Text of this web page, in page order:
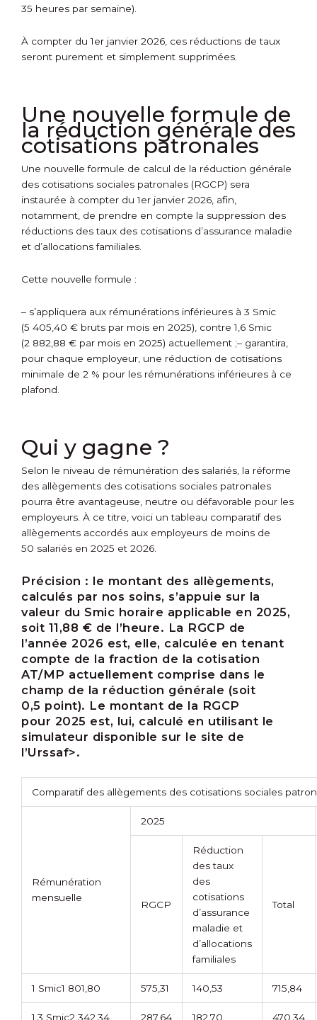
35 heures par semaine).
À compter du 1er janvier 2026, ces réductions de taux
seront purement et simplement supprimées.
Une nouvelle formule de
la réduction générale des
cotisations patronales
Une nouvelle formule de calcul de la réduction générale
des cotisations sociales patronales (RGCP) sera
instaurée à compter du 1er janvier 2026, afin,
notamment, de prendre en compte la suppression des
réductions des taux des cotisations d’assurance maladie
et d’allocations familiales.
Cette nouvelle formule :
– s’appliquera aux rémunérations inférieures à 3 Smic
(5 405,40 € bruts par mois en 2025), contre 1,6 Smic
(2 882,88 € par mois en 2025) actuellement ;– garantira,
pour chaque employeur, une réduction de cotisations
minimale de 2 % pour les rémunérations inférieures à ce
plafond.
Qui y gagne ?
Selon le niveau de rémunération des salariés, la réforme
des allègements des cotisations sociales patronales
pourra être avantageuse, neutre ou défavorable pour les
employeurs. À ce titre, voici un tableau comparatif des
allègements accordés aux employeurs de moins de
50 salariés en 2025 et 2026.
Précision : le montant des allègements,
calculés par nos soins, s’appuie sur la
valeur du Smic horaire applicable en 2025,
soit 11,88 € de l’heure. La RGCP de
l’année 2026 est, elle, calculée en tenant
compte de la fraction de la cotisation
AT/MP actuellement comprise dans le
champ de la réduction générale (soit
0,5 point). Le montant de la RGCP
pour 2025 est, lui, calculé en utilisant le
simulateur disponible sur le site de
l’Urssaf>.
Comparatif des allègements des cotisations sociales
Rémunération
mensuelle
2025
RGCP
Réduction
des taux
des
cotisations
d’assurance
maladie et
d’allocations
familiales
Total
1 Smic1 801,80 575,31 140,53 715,84
1,3 Smic2 342,34 287,64 182,70 470,34